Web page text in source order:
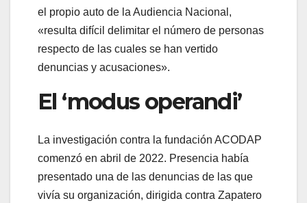
el propio auto de la Audiencia Nacional,
«resulta difícil delimitar el número de personas
respecto de las cuales se han vertido
denuncias y acusaciones».
El ‘modus operandi’
La investigación contra la fundación ACODAP
comenzó en abril de 2022. Presencia había
presentado una de las denuncias de las que
vivía su organización, dirigida contra Zapatero